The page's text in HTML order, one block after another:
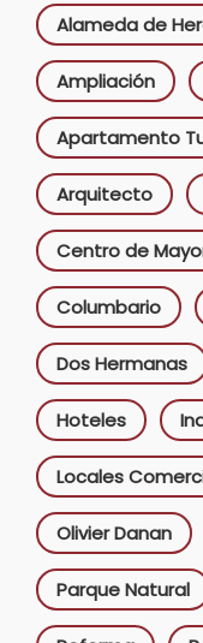
Alameda de
Ampliación
Apartamento
Arquitecto
Centro de
Columbario
Dos Hermanas
Hoteles
Locales
Olivier Danan
Parque Natural